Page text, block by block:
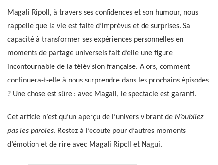
Magali Ripoll, à travers ses confidences et son humour, nous
rappelle que la vie est faite d’imprévus et de surprises. Sa
capacité à transformer ses expériences personnelles en
moments de partage universels fait d’elle une figure
incontournable de la télévision française. Alors, comment
continuera-t-elle à nous surprendre dans les prochains épisodes
? Une chose est sûre : avec Magali, le spectacle est garanti.
Cet article n’est qu’un aperçu de l’univers vibrant de N’oubliez
pas les paroles. Restez à l’écoute pour d’autres moments
d’émotion et de rire avec Magali Ripoll et Nagui.